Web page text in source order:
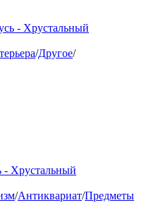
- Хрустальный
/Другое/
- Хрустальный
/Антиквариат/Предметы